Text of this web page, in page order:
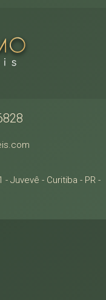
- Juvevê - Curitiba - PR -